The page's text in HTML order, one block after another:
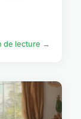
de lecture →